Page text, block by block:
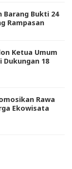
Barang Bukti 24
Rampasan
Ketua Umum
Dukungan 18
Rawa
Ekowisata